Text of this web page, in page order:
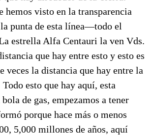
hemos visto en la transparencia
punta de esta línea—todo el
estrella Alfa Centauri la ven Vds.
que hay entre esto y esto es
veces la distancia que hay entre la
esto que hay aquí, esta
de gas, empezamos a tener
porque hace más o menos
5,000 millones de años, aquí